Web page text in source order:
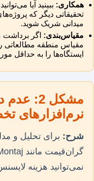
همکاری: ببینید آیا
تحقیقاتی دیگر که
میدانی شریک شوید.
مقیاس‌بندی: اگر
مقیاس منطقه مطالعاتی
ایستگاه‌ها را به حداقل
مشکل 2:
نرم‌افزارهای
شرح: برای تحلیل و
نمی‌توانید هزینه